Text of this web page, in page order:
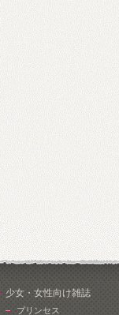
少女・女性向け雑誌
プリンセス